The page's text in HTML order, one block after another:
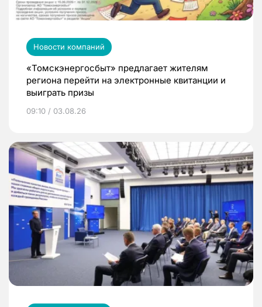
Новости компаний
«Томскэнергосбыт» предлагает жителям
региона перейти на электронные квитанции и
выиграть призы
09:10 / 03.08.26